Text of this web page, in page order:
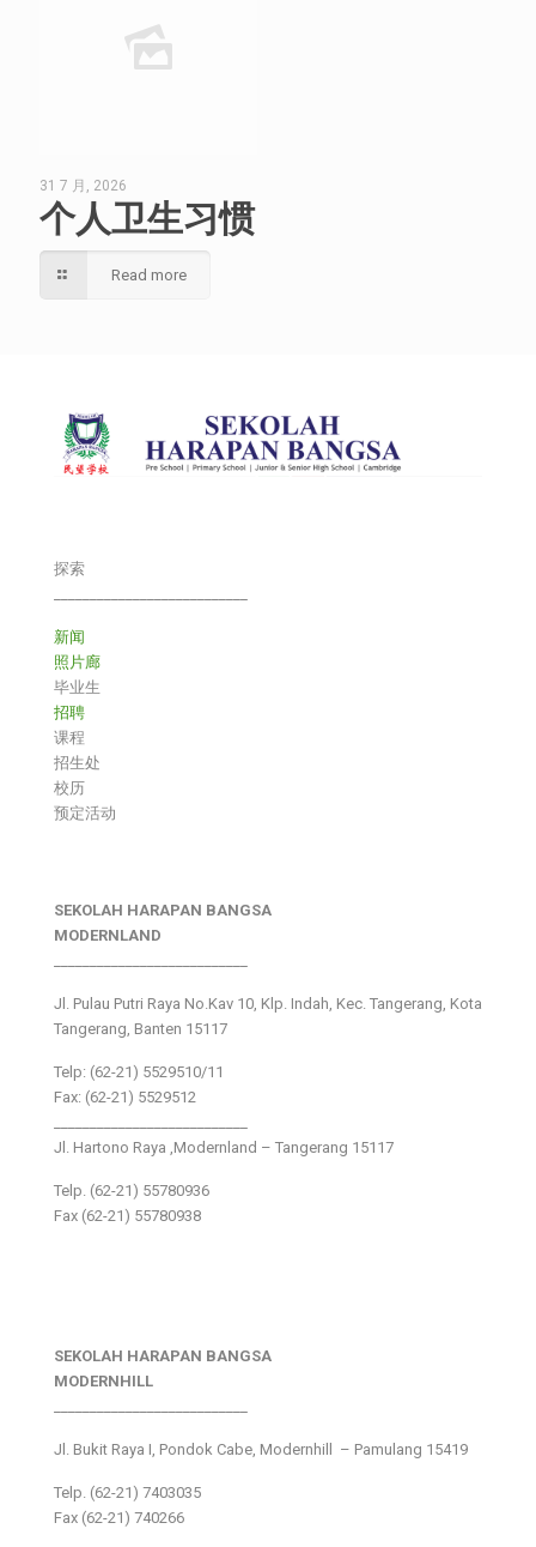
31 7 月, 2026
个人卫生习惯
Read more
探索
新闻
照片廊
毕业生
招聘
课程
招生处
校历
预定活动
SEKOLAH HARAPAN BANGSA
MODERNLAND
Jl. Pulau Putri Raya No.Kav 10, Klp. Indah, Kec. Tangerang, Kota
Tangerang, Banten 15117
Telp: (62-21) 5529510/11
Fax: (62-21) 5529512
Jl. Hartono Raya ,Modernland – Tangerang 15117
Telp. (62-21) 55780936
Fax (62-21) 55780938
SEKOLAH HARAPAN BANGSA
MODERNHILL
Jl. Bukit Raya I, Pondok Cabe, Modernhill – Pamulang 15419
Telp. (62-21) 7403035
Fax (62-21) 740266